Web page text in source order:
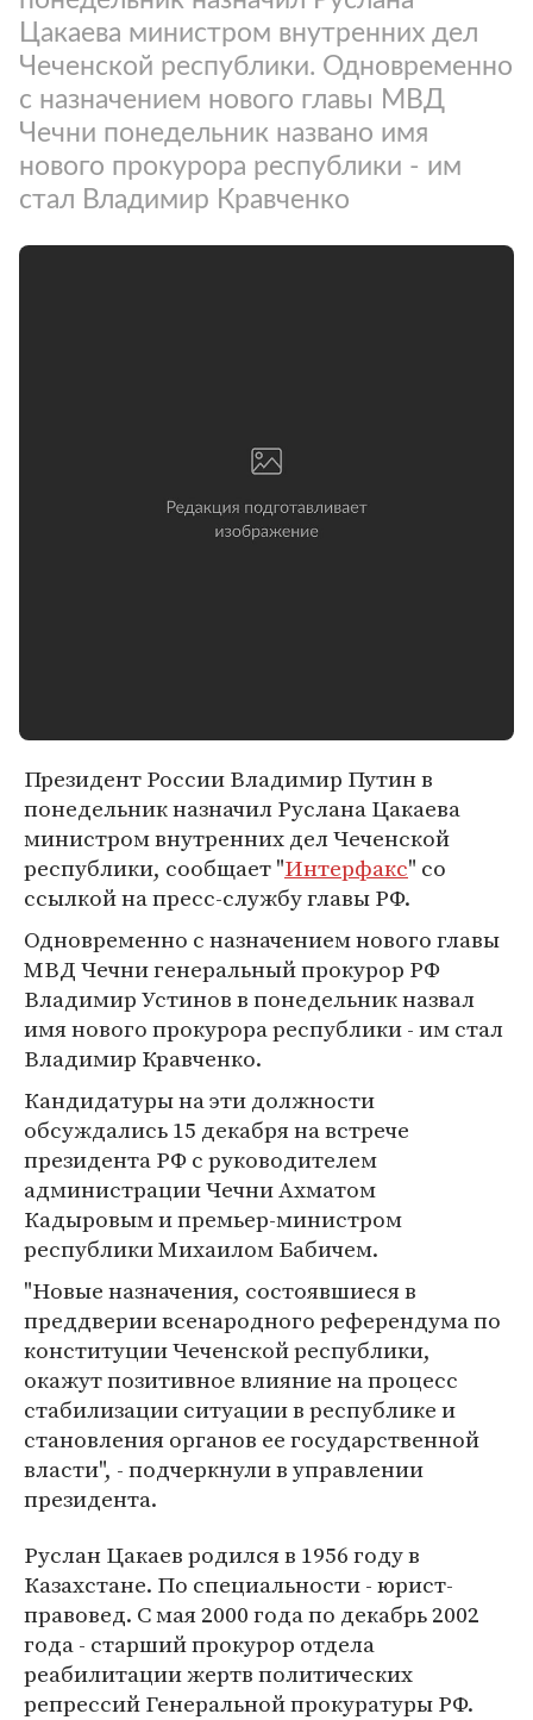
Цакаева министром внутренних дел
Чеченской республики. Одновременно
с назначением нового главы МВД
Чечни понедельник названо имя
нового прокурора республики - им
стал Владимир Кравченко
Президент России Владимир Путин в
понедельник назначил Руслана Цакаева
министром внутренних дел Чеченской
республики, сообщает "Интерфакс" со
ссылкой на пресс-службу главы РФ.
Одновременно с назначением нового главы
МВД Чечни генеральный прокурор РФ
Владимир Устинов в понедельник назвал
имя нового прокурора республики - им стал
Владимир Кравченко.
Кандидатуры на эти должности
обсуждались 15 декабря на встрече
президента РФ с руководителем
администрации Чечни Ахматом
Кадыровым и премьер-министром
республики Михаилом Бабичем.
"Новые назначения, состоявшиеся в
преддверии всенародного референдума по
конституции Чеченской республики,
окажут позитивное влияние на процесс
стабилизации ситуации в республике и
становления органов ее государственной
власти", - подчеркнули в управлении
президента.
Руслан Цакаев родился в 1956 году в
Казахстане. По специальности - юрист-
правовед. С мая 2000 года по декабрь 2002
года - старший прокурор отдела
реабилитации жертв политических
репрессий Генеральной прокуратуры РФ.